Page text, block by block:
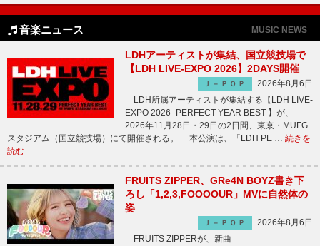
音楽ニュース MUSIC NEWS
LDHアーティストが集結、国立競技場で
【LDH LIVE-EXPO 2026】2DAYS開催
Ｊ－ＰＯＰ
2026年8月6日
LDH所属アーティストが集結する【LDH LIVE-
EXPO 2026 -PERFECT YEAR BEST-】が、
2026年11月28日・29日の2日間、東京・MUFG
スタジアム（国立競技場）にて開催される。 本公演は、「LDH PE … 続きを
読む
FRUITS ZIPPER、GRe4N BOYZ書き下
ろし「1,2,3,FOOOOUR」MVに自然体の
姿
Ｊ－ＰＯＰ
2026年8月6日
FRUITS ZIPPERが、新曲